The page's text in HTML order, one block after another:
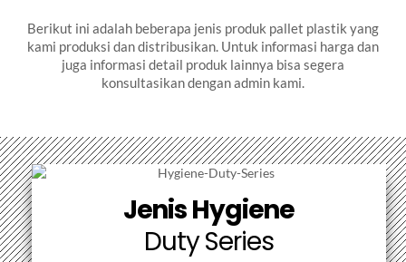
Berikut ini adalah beberapa jenis produk pallet plastik yang
kami produksi dan distribusikan. Untuk informasi harga dan
juga informasi detail produk lainnya bisa segera
konsultasikan dengan admin kami.
Jenis Hygiene
Duty Series